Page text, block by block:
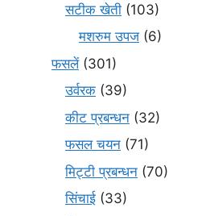
सटीक खेती (103)
मशरुम उपज (6)
फसलें(301)
उर्वरक (39)
कीट प्रबन्धन (32)
फसल चयन (71)
मि‌ट्टी प्रबन्धन (70)
सिंचाई (33)